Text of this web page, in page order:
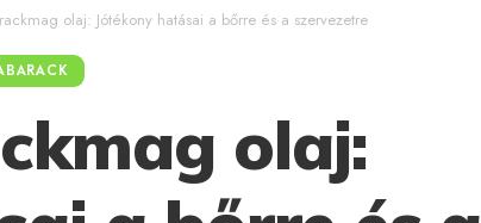
olaj: Jótékony hatásai a bőrre és a szervezetre
olaj: